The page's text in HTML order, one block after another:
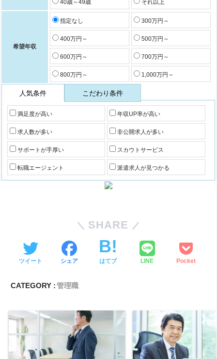
40歳～49歳 それ以上
希望年収
指定なし 300万円～
400万円～ 500万円～
600万円～ 700万円～
800万円～ 1,000万円～
人気条件 こだわり条件
満足度が高い 年収UP率が高い
求人数が多い 非公開求人が多い
サポートが手厚い スカウトサービス
転職エージェント 派遣求人が見つかる
SHARE
ツイート シェア はてブ LINE Pocket
CATEGORY :管理職